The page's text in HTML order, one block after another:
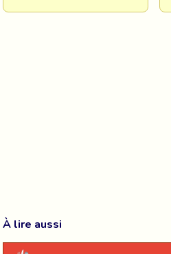
À lire aussi